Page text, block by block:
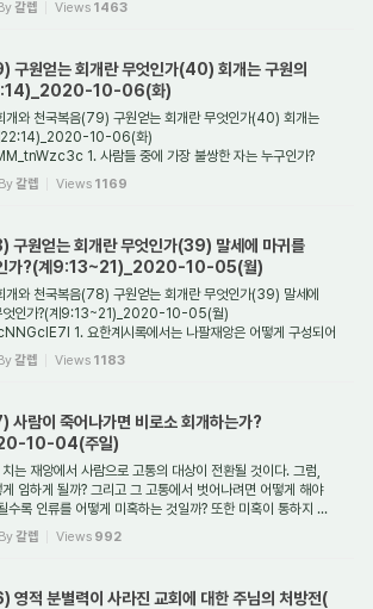
갈렙 Views 1463
구원얻는 회개란 무엇인가(40) 회개는 구원의
10-06(화)
개와 천국복음(79) 구원얻는 회개란 무엇인가(40) 회개는
22:14)_2020-10-06(화)
1. 사람들 중에 가장 불쌍한 자는 누구인가?
람은 누구일까요? 혹시 ...
By갈렙 Views 1169
구원얻는 회개란 무엇인가(39) 말세에 마귀를
인가?(계9:13~21)_2020-10-05(월)
개와 천국복음(78) 구원얻는 회개란 무엇인가(39) 말세에
엇인가?(계9:13~21)_2020-10-05(월)
1. 요한계시록에서는 나팔재앙은 어떻게 구성되어
래에 ...
갈렙 Views 1183
사람이 죽어나가면 비로소 회개하는가?
10-04(주일)
는 재앙에서 사람으로 고통의 대상이 전환될 것이다. 그럼,
임하게 될까? 그리고 그 고통에서 벗어나려면 어떻게 해야
수록 인류를 어떻게 미혹하는 것일까? 또한 미혹이 통하지 ...
By갈렙 Views 992
영적 분별력이 사라진 교회에 대한 주님의 처방전(